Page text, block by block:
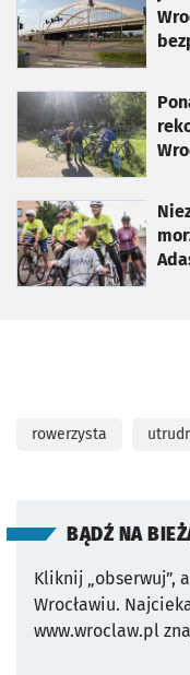
otworzy się w nowej
otworzy się w nowej
rowerzysta
BĄDŹ NA
Kliknij „obserwuj”,
Wrocławiu.
www.wroclaw.pl